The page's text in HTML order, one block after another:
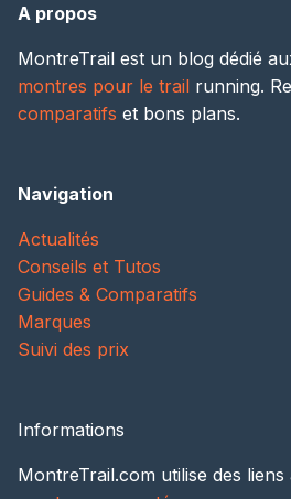
A propos
MontreTrail est un blog dédié
montres pour le trail running.
comparatifs et bons plans.
Navigation
Actualités
Conseils et Tutos
Guides & Comparatifs
Marques
Suivi des prix
Informations
MontreTrail.com utilise des